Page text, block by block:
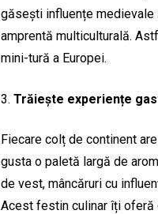
găsești influențe medievale
amprentă multiculturală.
mini-tură a Europei.
Trăiește experiențe
Fiecare colț de continent
gusta o paletă largă de
de vest, mâncăruri cu
Acest festin culinar îți